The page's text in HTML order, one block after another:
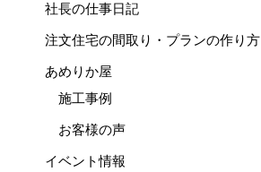
社長の仕事日記
注文住宅の間取り・プランの作り方
あめりか屋
施工事例
お客様の声
イベント情報